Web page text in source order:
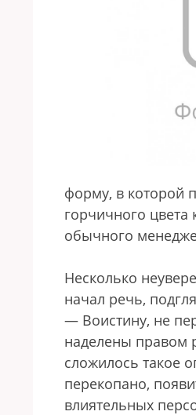
форму, в которой
горчичного
обычного
Несколько
начал речь,
— Воистину, не
наделены правом
сложилось такое
перекопано,
влиятельных